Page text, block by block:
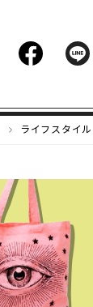
ライフスタイル